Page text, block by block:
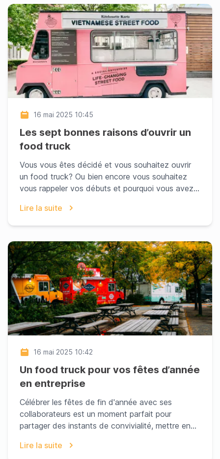
16 mai 2025 10:45
Les sept bonnes raisons d’ouvrir un
food truck
Vous vous êtes décidé et vous souhaitez ouvrir
un food truck? Ou bien encore vous souhaitez
vous rappeler vos débuts et pourquoi vous avez
Lire la suite
16 mai 2025 10:42
Un food truck pour vos fêtes d’année
en entreprise
Célébrer les fêtes de fin d'année avec ses
collaborateurs est un moment parfait pour
partager des instants de convivialité, mettre en
Lire la suite